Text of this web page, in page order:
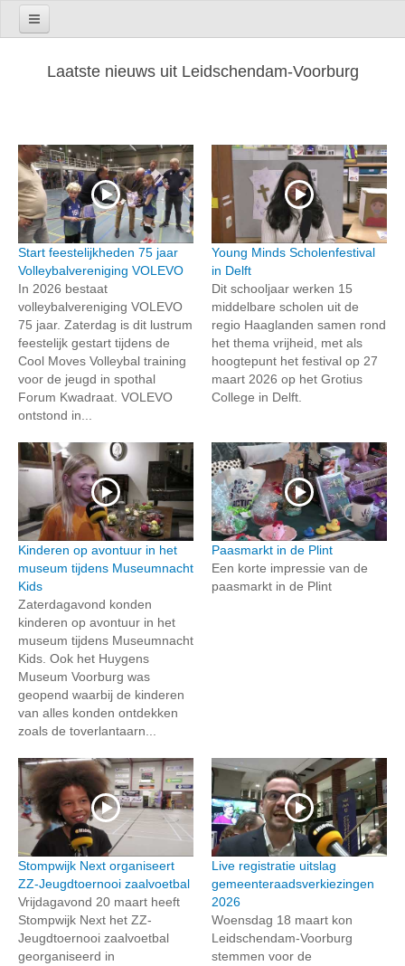
Laatste nieuws uit Leidschendam-Voorburg
Start feestelijkheden 75 jaar
Volleybalvereniging VOLEVO
In 2026 bestaat
volleybalvereniging VOLEVO
75 jaar. Zaterdag is dit lustrum
feestelijk gestart tijdens de
Cool Moves Volleybal training
voor de jeugd in spothal
Forum Kwadraat. VOLEVO
ontstond in...
Young Minds Scholenfestival
in Delft
Dit schooljaar werken 15
middelbare scholen uit de
regio Haaglanden samen rond
het thema vrijheid, met als
hoogtepunt het festival op 27
maart 2026 op het Grotius
College in Delft.
Kinderen op avontuur in het
museum tijdens Museumnacht
Kids
Zaterdagavond konden
kinderen op avontuur in het
museum tijdens Museumnacht
Kids. Ook het Huygens
Museum Voorburg was
geopend waarbij de kinderen
van alles konden ontdekken
zoals de toverlantaarn...
Paasmarkt in de Plint
Een korte impressie van de
paasmarkt in de Plint
Stompwijk Next organiseert
ZZ-Jeugdtoernooi zaalvoetbal
Vrijdagavond 20 maart heeft
Stompwijk Next het ZZ-
Jeugdtoernooi zaalvoetbal
georganiseerd in
Live registratie uitslag
gemeenteraadsverkiezingen
2026
Woensdag 18 maart kon
Leidschendam-Voorburg
stemmen voor de